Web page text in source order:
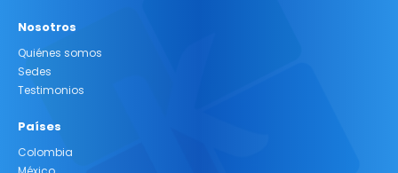
Nosotros
Quiénes somos
Sedes
Testimonios
Países
Colombia